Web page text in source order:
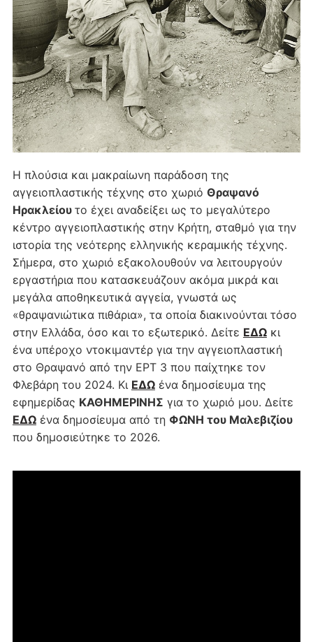
Η πλούσια και μακραίωνη παράδοση της
αγγειοπλαστικής τέχνης στο χωριό Θραψανό
Ηρακλείου το έχει αναδείξει ως το μεγαλύτερο
κέντρο αγγειοπλαστικής στην Κρήτη, σταθμό για την
ιστορία της νεότερης ελληνικής κεραμικής τέχνης.
Σήμερα, στο χωριό εξακολουθούν να λειτουργούν
εργαστήρια που κατασκευάζουν ακόμα μικρά και
μεγάλα αποθηκευτικά αγγεία, γνωστά ως
«θραψανιώτικα πιθάρια», τα οποία διακινούνται τόσο
στην Ελλάδα, όσο και το εξωτερικό. Δείτε ΕΔΩκι
ένα υπέροχο ντοκιμαντέρ για την αγγειοπλαστική
στο Θραψανό από την ΕΡΤ 3 που παίχτηκε τον
Φλεβάρη του 2024. Κι ΕΔΩένα δημοσίευμα της
εφημερίδας ΚΑΘΗΜΕΡΙΝΗΣ για το χωριό μου. Δείτε
ΕΔΩένα δημοσίευμα από τη ΦΩΝΗ του Μαλεβιζίου
που δημοσιεύτηκε το 2026.